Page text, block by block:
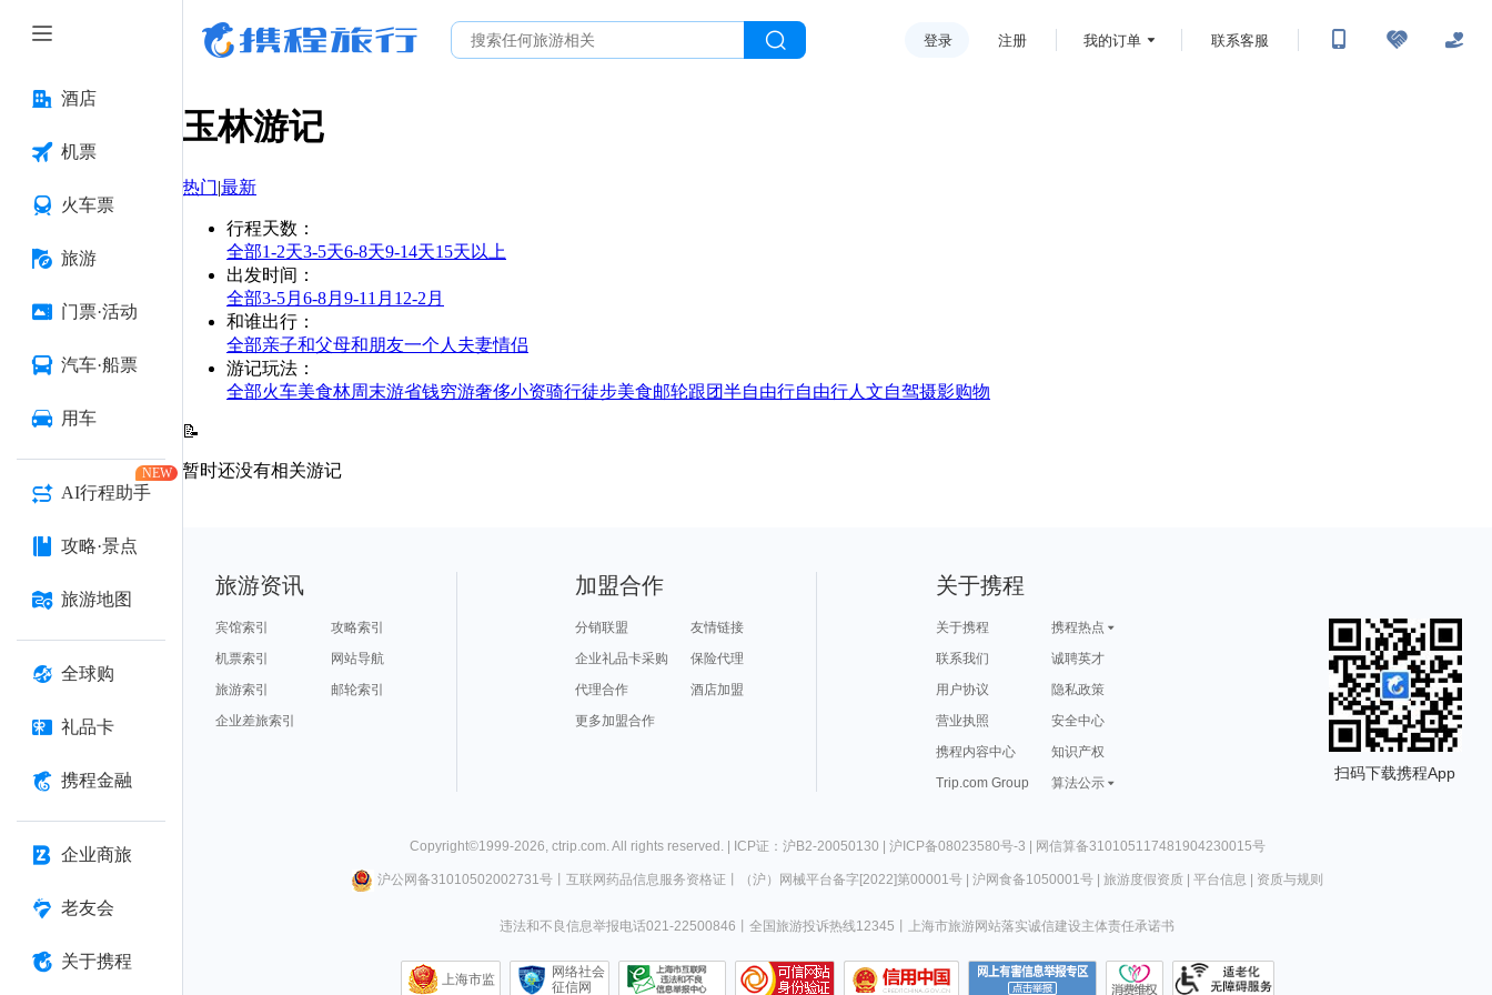
酒店
机票
火车票
旅游
门票·活动
汽车·船票
用车
AI行程助手
NEW
攻略·景点
旅游地图
全球购
礼品卡
携程金融
企业商旅
老友会
关于携程
登录 注册 我的订单 联系客服
玉林游记
热门|最新
行程天数 ：
全部1-2天3-5天6-8天9-14天15天以上
出发时间 ：
全部3-5月 6-8月 9-11月 12-2月
和谁出行 ：
全部亲子和父母和朋友一个人 夫妻情侣
游记玩法 ：
全部火车美食林周末游省钱穷游奢侈小资骑行徒步美食邮轮跟团半自由行自由行人文自驾摄影购物
📝
暂时还没有相关游记
旅游资讯
宾馆索引
攻略索引
机票索引
网站导航
旅游索引
邮轮索引
企业差旅索引
加盟合作
分销联盟
友情链接
企业礼品卡采购
保险代理
代理合作
酒店加盟
更多加盟合作
关于携程
关于携程
携程热点
联系我们
诚聘英才
用户协议
隐私政策
营业执照
安全中心
携程内容中心
知识产权
Trip.com Group
算法公示
扫码下载携程App
Copyright©1999-2026, ctrip.com. All rights reserved. | ICP证：沪B2-20050130 | 沪ICP备08023580号-3 | 网信算备310105117481904230015号
沪公网备31010502002731号丨 互联网药品信息服务资格证 （沪）网械平台备字[2022]第00001号| 沪网食备1050001号| 旅游度假资质| 平台信息 资质与规则
违法和不良信息举报电话021-22500846 全国旅游投诉热线12345 上海市旅游网站落实诚信建设主体责任承诺书
上海市监
网络社会
征信网